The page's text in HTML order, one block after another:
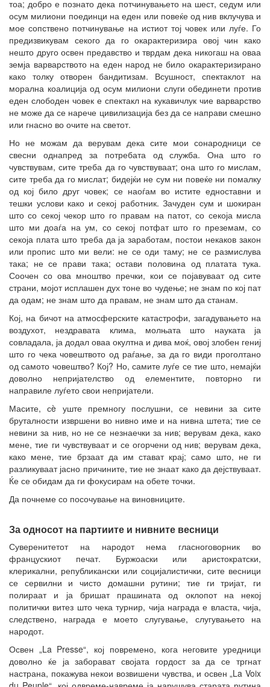
тоа; добро е познато дека потчинувањето на шест, седум или
осум милиони поединци на еден или повеќе од нив вклучува и
мое сопствено потчинување на истиот тој човек или луѓе. Го
предизвикувам секого да го окарактеризира овој чин како
нешто друго освен предавство и тврдам дека никогаш на оваа
земја варварството на еден народ не било окарактеризирано
како толку отворен бандитизам. Всушност, спектаклот на
морална коалиција од осум милиони слуги обединети против
еден слободен човек е спектакл на кукавичлук чие варварство
не може да се нарече цивилизација без да се направи смешно
или гнасно во очите на светот.
Но не можам да верувам дека сите мои сонародници се
свесни однапред за потребата од служба. Она што го
чувствувам, сите треба да го чувствуваат; она што го мислам,
сите треба да го мислат; бидејќи не сум ни повеќе ни помалку
од кој било друг човек; се наоѓам во истите едноставни и
тешки услови како и секој работник. Зачуден сум и шокиран
што со секој чекор што го правам на патот, со секоја мисла
што ми доаѓа на ум, со секој потфат што го преземам, со
секоја плата што треба да ја заработам, постои некаков закон
или пропис што ми вели: не се оди таму; не се размислува
така; не се прави така; остави половина од платата тука.
Соочен со ова мноштво пречки, кои се појавуваат од сите
страни, мојот исплашен дух тоне во чудење; не знам по кој пат
да одам; не знам што да правам, не знам што да станам.
Кој, на бичот на атмосферските катастрофи, загадувањето на
воздухот, нездравата клима, молњата што науката ја
совладала, ја додал оваа окултна и дива моќ, овој злобен гениј
што го чека човештвото од раѓање, за да го види проголтано
од самото човештво? Кој? Но, самите луѓе се тие што, немајќи
доволно непријателство од елементите, повторно ги
направиле луѓето свои непријатели.
Масите, сè уште премногу послушни, се невини за сите
бруталности извршени во нивно име и на нивна штета; тие се
невини за нив, но не се незнаечки за нив; верувам дека, како
мене, тие ги чувствуваат и се огорчени од нив; верувам дека,
како мене, тие брзаат да им стават крај; само што, не ги
разликуваат јасно причините, тие не знаат како да дејствуваат.
Ќе се обидам да ги фокусирам на обете точки.
Да почнеме со посочување на виновниците.
За односот на партиите и нивните весници
Суверенитетот на народот нема гласноговорник во
францускиот печат. Буржоаски или аристократски,
клерикални, републикански или социјалистички, сите весници
се сервилни и чисто домашни рутини; тие ги тријат, ги
полираат и ја бришат прашината од оклопот на некој
политички витез што чека турнир, чија награда е власта, чија,
следствено, награда е моето слугување, слугувањето на
народот.
Освен „La Presse“, кој повремено, кога неговите уредници
доволно ќе ја заборават својата гордост за да се тргнат
настрана, покажува некои возвишени чувства, и освен „La Voix